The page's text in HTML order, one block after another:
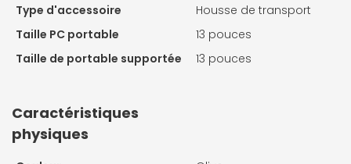
Type d'accessoire
Housse de transport
Taille PC portable
13 pouces
Taille de portable supportée
13 pouces
Caractéristiques
physiques